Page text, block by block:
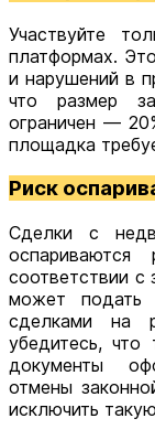
Участвуйте
платформах.
и нарушений в
что размер
ограничен —
площадка
Риск
Сделки с
соответствии с
может
сделками на
убедитесь,
документы
отмены
исключить